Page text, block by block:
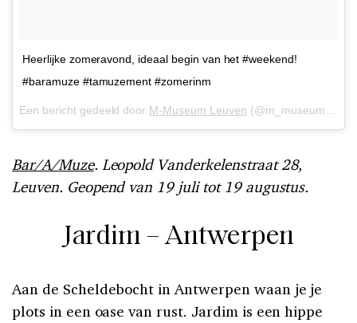
Heerlijke zomeravond, ideaal begin van het #weekend!
#baramuze #tamuzement #zomerinm
Een bericht gedeeld door M-Museum Leuven (@m_museum) op
Bar/A/Muze. Leopold Vanderkelenstraat 28,
Leuven. Geopend van 19 juli tot 19 augustus.
Jardim – Antwerpen
Aan de Scheldebocht in Antwerpen waan je je
plots in een oase van rust. Jardim is een hippe